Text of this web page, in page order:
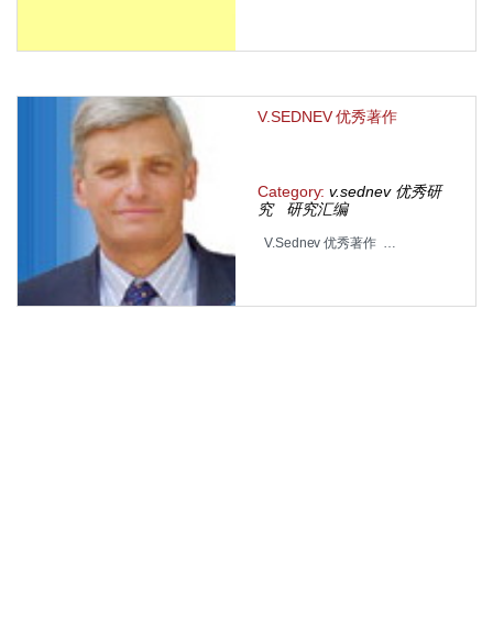
V.SEDNEV 优秀著作
Category: v.sednev 优秀研
究
研究汇编
V.Sednev 优秀著作 …